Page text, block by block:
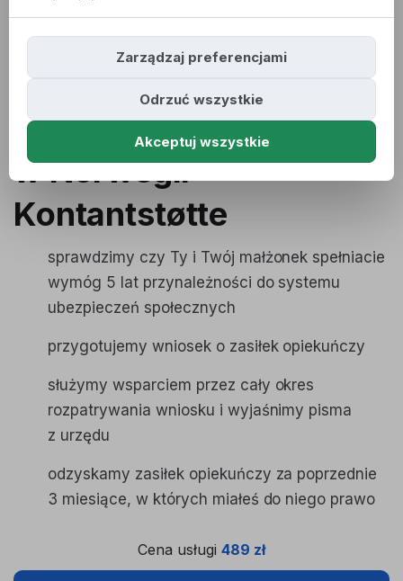
Zasiłek opiekuńczy
w Norwegii -
Kontantstøtte
sprawdzimy czy Ty i Twój małżonek spełniacie
wymóg 5 lat przynależności do systemu
ubezpieczeń społecznych
przygotujemy wniosek o zasiłek opiekuńczy
służymy wsparciem przez cały okres
rozpatrywania wniosku i wyjaśnimy pisma
z urzędu
odzyskamy zasiłek opiekuńczy za poprzednie
3 miesiące, w których miałeś do niego prawo
Cena usługi 489 zł
Zarządzaj preferencjami
Odrzuć wszystkie
Akceptuj wszystkie